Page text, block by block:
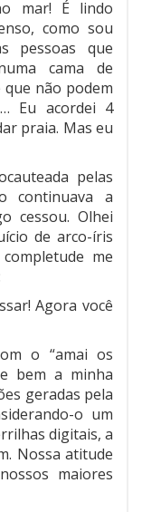
mar! É lindo
como sou
pessoas que
cama de
não podem
Eu acordei 4
praia. Mas eu
pelas
continuava a
cessou. Olhei
de arco-íris
me
Agora você
o “amai os
bem a minha
geradas pela
o um
digitais, a
Nossa atitude
maiores